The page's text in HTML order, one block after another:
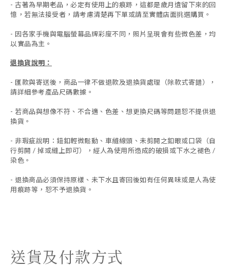
- 古著為早期老品，必定有使用上的痕跡，這都是歲月遺留下來的回
憶，若無法接受者，請考慮清楚再下單或請至實體店面挑選購買。
- 因各家手機與電腦螢幕品牌彩度不同，照片呈現會有些微色差，均
以實品為主。
退換貨說明：
- 匯款與寄送後，商品一律不做退款及退換貨處理（除款式寄錯），
請詳細參考產品尺碼數據 。
- 若商品與想像不符、不合適、色差、想更換尺碼等問題恕不提供退
換貨。
- 非瑕疵說明：鈕釦輕微鬆動、車縫線頭、未剪開之釦眼或口袋（自
行剪開 / 掉或縫上即可），經人為使用所造成的破損或下水之褪色 /
染色。
- 退換商品必須保持原樣、未下水且寄回後如有任何異味或是人為使
用痕跡等 ， 恕不予退換貨。
送貨及付款方式